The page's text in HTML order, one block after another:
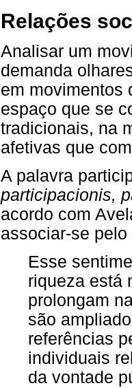
Relações
Analisar um
demanda
em movimentos
espaço que se
tradicionais, na
afetivas que
A palavra
participacionis,
acordo com
associar-se
Esse
riqueza está
prolongam
são
referências
individuais
da vontade